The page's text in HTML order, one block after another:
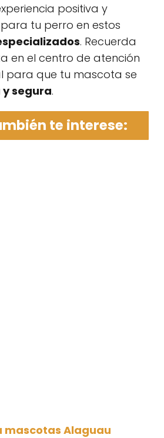
positiva y
tu perro en estos
. Recuerda
en el centro de atención
para que tu mascota se
segura.
te interese:
mascotas Alaguau